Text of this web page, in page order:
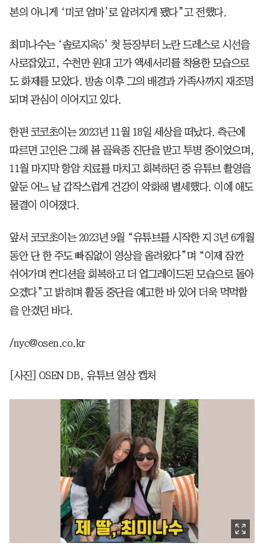
본의 아니게 ‘미코 엄마’로 알려지게 됐다”고 전했다.
최미나수는 ‘솔로지옥5’ 첫 등장부터 노란 드레스로 시선을
사로잡았고, 수천만 원대 고가 액세서리를 착용한 모습으로
도 화제를 모았다. 방송 이후 그의 배경과 가족사까지 재조명
되며 관심이 이어지고 있다.
한편 코코초이는 2023년 11월 18일 세상을 떠났다. 측근에
따르면 고인은 그해 봄 골육종 진단을 받고 투병 중이었으며,
11월 마지막 항암 치료를 마치고 회복하던 중 유튜브 촬영을
앞둔 어느 날 갑작스럽게 건강이 악화해 별세했다. 이에 애도
물결이 이어졌다.
앞서 코코초이는 2023년 9월 “유튜브를 시작한 지 3년 6개월
동안 단 한 주도 빠짐없이 영상을 올려왔다”며 “이제 잠깐
쉬어가며 컨디션을 회복하고 더 업그레이드된 모습으로 돌아
오겠다”고 밝히며 활동 중단을 예고한 바 있어 더욱 먹먹함
을 안겼던 바다.
/nyc@osen.co.kr
[사진] OSEN DB, 유튜브 영상 캡처